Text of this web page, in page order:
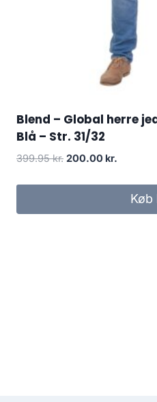
Blend – Global herre
Blå – Str. 31/32
399.95kr. Original
200.00 kr.
200.00
Køb